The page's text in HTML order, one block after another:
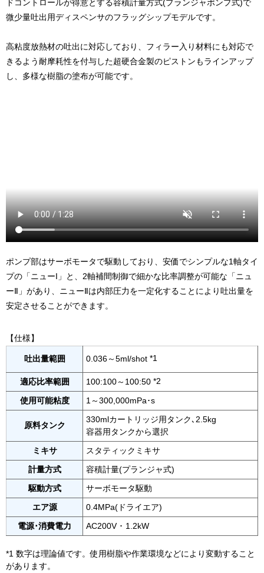
ドコントロールが得意とする容積計量方式(プランジャポンプ式)で
微少量吐出用ディスペンサのフラッグシップモデルです。
高粘度放熱材の吐出に対応しており、フィラー入り材料にも対応で
きるよう耐摩耗性を付与した超硬合金製のピストンもラインアップ
し、多様な樹脂の塗布が可能です。
ポンプ部はサーボモータで駆動しており、安価でシンプルな1軸タイ
プの「ニューI」と、2軸補間制御で細かな比率調整が可能な「ニュ
ーⅡ」があり、ニューⅡは内部圧力を一定化することにより吐出量を
安定させることができます。
【仕様】
吐出量範囲 0.036～5ml/shot *1
適応比率範囲 100:100～100:50 *2
使用可能粘度 1～300,000mPa･s
原料タンク
330mlカートリッジ用タンク､2.5kg
容器用タンクから選択
ミキサ
スタティックミキサ
計量方式
容積計量(プランジャ式)
駆動方式
サーボモータ駆動
エア源
0.4MPa(ドライエア)
電源･消費電力
AC200V ･ 1.2kW
*1 数字は理論値です。使用樹脂や作業環境などにより変動すること
があります。